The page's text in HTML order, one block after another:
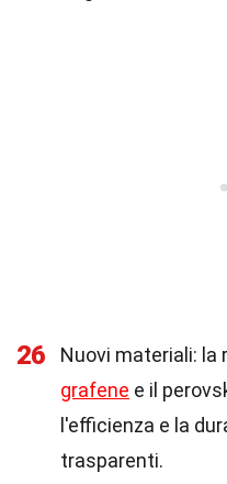
26
Nuovi materiali: la
grafene e il
l'efficienza e la
trasparenti.